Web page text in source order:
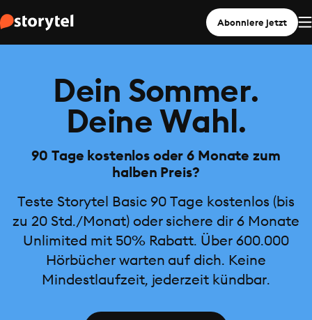
Abonniere jetzt
Dein Sommer.
Deine Wahl.
90 Tage kostenlos oder 6 Monate zum
halben Preis?
Teste Storytel Basic 90 Tage kostenlos (bis
zu 20 Std./Monat) oder sichere dir 6 Monate
Unlimited mit 50% Rabatt. Über 600.000
Hörbücher warten auf dich. Keine
Mindestlaufzeit, jederzeit kündbar.